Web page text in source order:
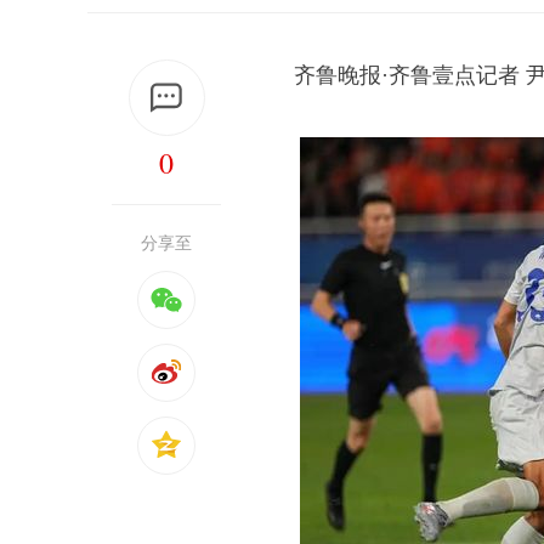
0
分享至
齐鲁晚报·齐鲁壹点记者